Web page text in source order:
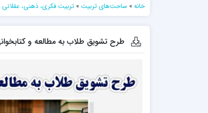
معاونت تهذیب استان آ.ش
حوزه علمیه حضرت ولی عصر عج بناب
مدرسه علمیه صاحب الزمان عج مرند
خانه» ساحت‌های تربیت» تربیت فکری، ذهنی، عقلانی
طرح تشویق طلاب به مطالعه و